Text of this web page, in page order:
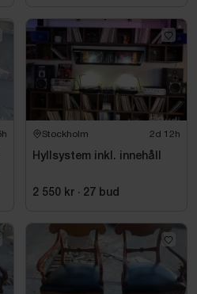
Stockholm 2d 12h
Hyllsystem inkl. innehåll
2 550 kr · 27 bud